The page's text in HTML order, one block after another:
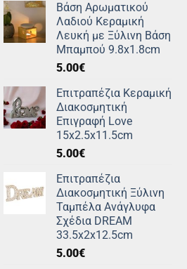
Βάση Αρωματικού
Λαδιού Κεραμική
Λευκή με Ξύλινη Βάση
Μπαμπού 9.8x1.8cm
5.00€
Επιτραπέζια Κεραμική
Διακοσμητική
Επιγραφή Love
15x2.5x11.5cm
5.00€
Επιτραπέζια
Διακοσμητική Ξύλινη
Ταμπέλα Ανάγλυφα
Σχέδια DREAM
33.5x2x12.5cm
5.00€